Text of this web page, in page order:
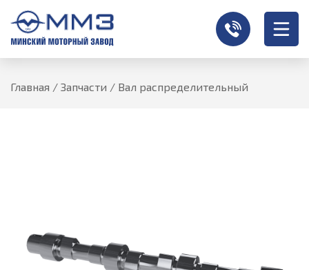
Главная / Запчасти / Вал распределительный